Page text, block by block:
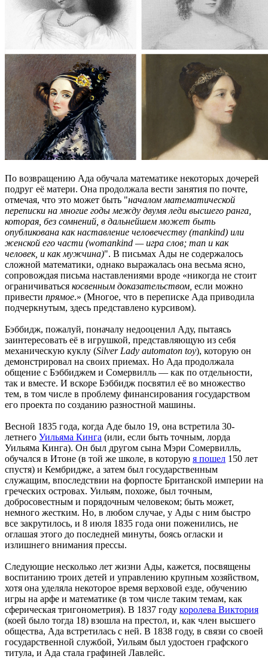
По возвращению Ада обучала математике некоторых дочерей
подруг её матери. Она продолжала вести занятия по почте,
отмечая, что это может быть "началом математической
переписки на многие годы между двумя леди высшего ранга,
которая, без сомнений, в дальнейшем может быть
опубликована как наставление человечеству (mankind) или
женской его части (womankind — игра слов; man и как
человек, и как мужчина)". В письмах Ады не содержалось
сложной математики, однако выражалась она весьма ясно,
сопровождая письма наставлениями вроде «никогда не стоит
ограничиваться косвенным доказательством, если можно
привести прямое.» (Многое, что в переписке Ада приводила
подчеркнутым, здесь представлено курсивом).
Бэббидж, пожалуй, поначалу недооценил Аду, пытаясь
заинтересовать её в игрушкой, представляющую из себя
механическую куклу (Silver Lady automaton toy), которую он
демонстрировал на своих приемах. Но Ада продолжала
общение с Бэббиджем и Сомервилль — как по отдельности,
так и вместе. И вскоре Бэббидж посвятил её во множество
тем, в том числе в проблему финансирования государством
его проекта по созданию разностной машины.
Весной 1835 года, когда Аде было 19, она встретила 30-
летнего Уильяма Кинга (или, если быть точным, лорда
Уильяма Кинга). Он был другом сына Мэри Сомервилль,
обучался в Итоне (в той же школе, в которую я пошел 150 лет
спустя) и Кембридже, а затем был государственным
служащим, впоследствии на форпосте Британской империи на
греческих островах. Уильям, похоже, был точным,
добросовестным и порядочным человеком; быть может,
немного жестким. Но, в любом случае, у Ады с ним быстро
все закрутилось, и 8 июля 1835 года они поженились, не
оглашая этого до последней минуты, боясь огласки и
излишнего внимания прессы.
Следующие несколько лет жизни Ады, кажется, посвящены
воспитанию троих детей и управлению крупным хозяйством,
хотя она уделяла некоторое время верховой езде, обучению
игры на арфе и математике (в том числе таким темам, как
сферическая тригонометрия). В 1837 году королева Виктория
(коей было тогда 18) взошла на престол, и, как член высшего
общества, Ада встретилась с ней. В 1838 году, в связи со своей
государственной службой, Уильям был удостоен графского
титула, и Ада стала графиней Лавлейс.